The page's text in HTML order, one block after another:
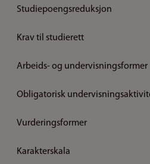
Studiepoengsreduksjon
Krav til studierett
Arbeids- og undervisningsformer
Obligatorisk
Vurderingsformer
Karakterskala